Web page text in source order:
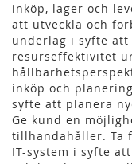
inköp, lager och
att utveckla och
underlag i syfte
resurseffektivitet
inköp och
syfte att planera
Ge kund en
tillhandahåller. Ta
IT-system i syfte